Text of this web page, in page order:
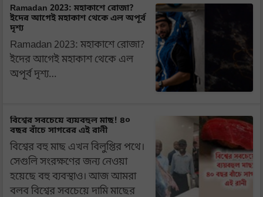
Ramadan 2023: মহাকাশে রোজা?
ইদের আগেই মহাকাশ থেকে এল অপূর্ব
দৃশ্য
Ramadan 2023: মহাকাশে রোজা?
ইদের আগেই মহাকাশ থেকে এল
অপূর্ব দৃশ্য…
বিশ্বের সবচেয়ে ব্যয়বহুল মাছ! ৪০
বছর বাঁচে সাগরের এই রানী
বিশ্বের বহু মাছ এখন বিলুপ্তির পথে।
সেগুলি সংরক্ষণের জন্য নেওয়া
হয়েছে বহু ব্যবস্থাও। আজ আমরা
বলব বিশ্বের সবচেয়ে দামি মাছের